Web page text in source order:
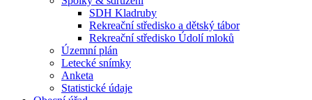
SDH Kladruby
Rekreační středisko a dětský tábor
Rekreační středisko Údolí mloků
Územní plán
Letecké snímky
Anketa
Statistické údaje